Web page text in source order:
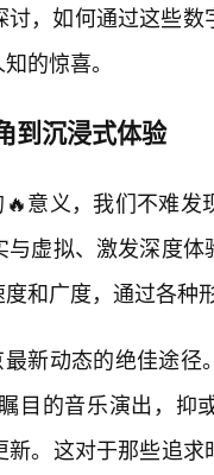
，如何通过这些
的惊喜。
到沉浸式体验
意义，我们不难
虚拟、激发深度体
和广度，通过各种
新动态的绝佳途
目的音乐演出，抑
。这对于那些追